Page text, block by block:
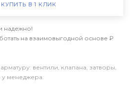
КУПИТЬ В 1 КЛИК
надежно!
на взаимовыгодной основе ₽
вентили, клапана, затворы,
у менеджера.